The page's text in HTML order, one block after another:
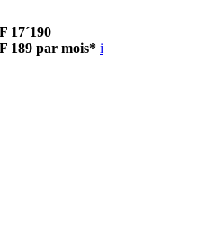
17´190
189 par mois* i